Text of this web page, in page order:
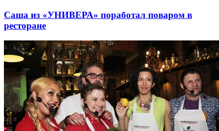
Саша из «УНИВЕРА» поработал поваром в
ресторане